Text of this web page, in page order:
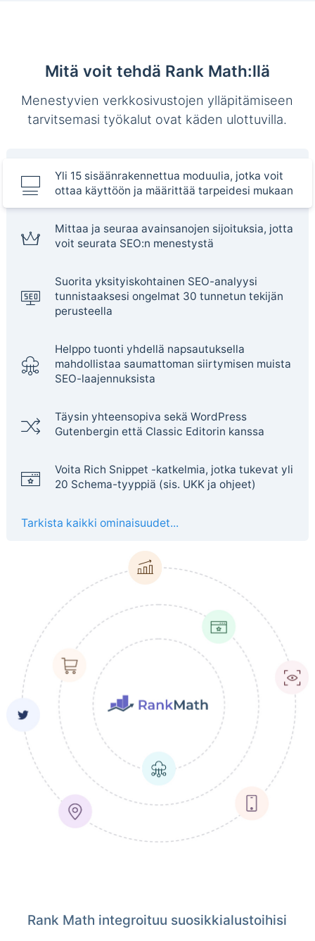
Mitä voit tehdä Rank Math:llä
Menestyvien verkkosivustojen ylläpitämiseen
tarvitsemasi työkalut ovat käden ulottuvilla.
Yli 15 sisäänrakennettua moduulia, jotka voit
ottaa käyttöön ja määrittää tarpeidesi mukaan
Mittaa ja seuraa avainsanojen sijoituksia, jotta
voit seurata SEO:n menestystä
Suorita yksityiskohtainen SEO-analyysi
tunnistaaksesi ongelmat 30 tunnetun tekijän
perusteella
Helppo tuonti yhdellä napsautuksella
mahdollistaa saumattoman siirtymisen muista
SEO-laajennuksista
Täysin yhteensopiva sekä WordPress
Gutenbergin että Classic Editorin kanssa
Voita Rich Snippet -katkelmia, jotka tukevat yli
20 Schema-tyyppiä (sis. UKK ja ohjeet)
Tarkista kaikki ominaisuudet...
Rank Math integroituu suosikkialustoihisi